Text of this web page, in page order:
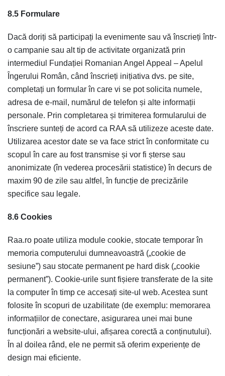
8.5 Formulare
Dacă doriți să participați la evenimente sau vă înscrieți într-
o campanie sau alt tip de activitate organizată prin
intermediul Fundației Romanian Angel Appeal – Apelul
Îngerului Român, când înscrieți inițiativa dvs. pe site,
completați un formular în care vi se pot solicita numele,
adresa de e-mail, numărul de telefon și alte informații
personale. Prin completarea și trimiterea formularului de
înscriere sunteți de acord ca RAA să utilizeze aceste date.
Utilizarea acestor date se va face strict în conformitate cu
scopul în care au fost transmise și vor fi șterse sau
anonimizate (în vederea procesării statistice) în decurs de
maxim 90 de zile sau altfel, în funcție de precizările
specifice sau legale.
8.6 Cookies
Raa.ro poate utiliza module cookie, stocate temporar în
memoria computerului dumneavoastră („cookie de
sesiune”) sau stocate permanent pe hard disk („cookie
permanent”). Cookie-urile sunt fișiere transferate de la site
la computer în timp ce accesați site-ul web. Acestea sunt
folosite în scopuri de uzabilitate (de exemplu: memorarea
informațiilor de conectare, asigurarea unei mai bune
funcționări a website-ului, afișarea corectă a conținutului).
În al doilea rând, ele ne permit să oferim experiențe de
design mai eficiente.